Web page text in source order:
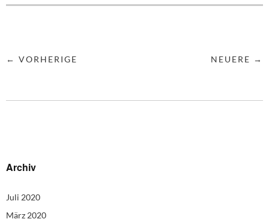
← VORHERIGE NEUERE →
Archiv
Juli 2020
März 2020